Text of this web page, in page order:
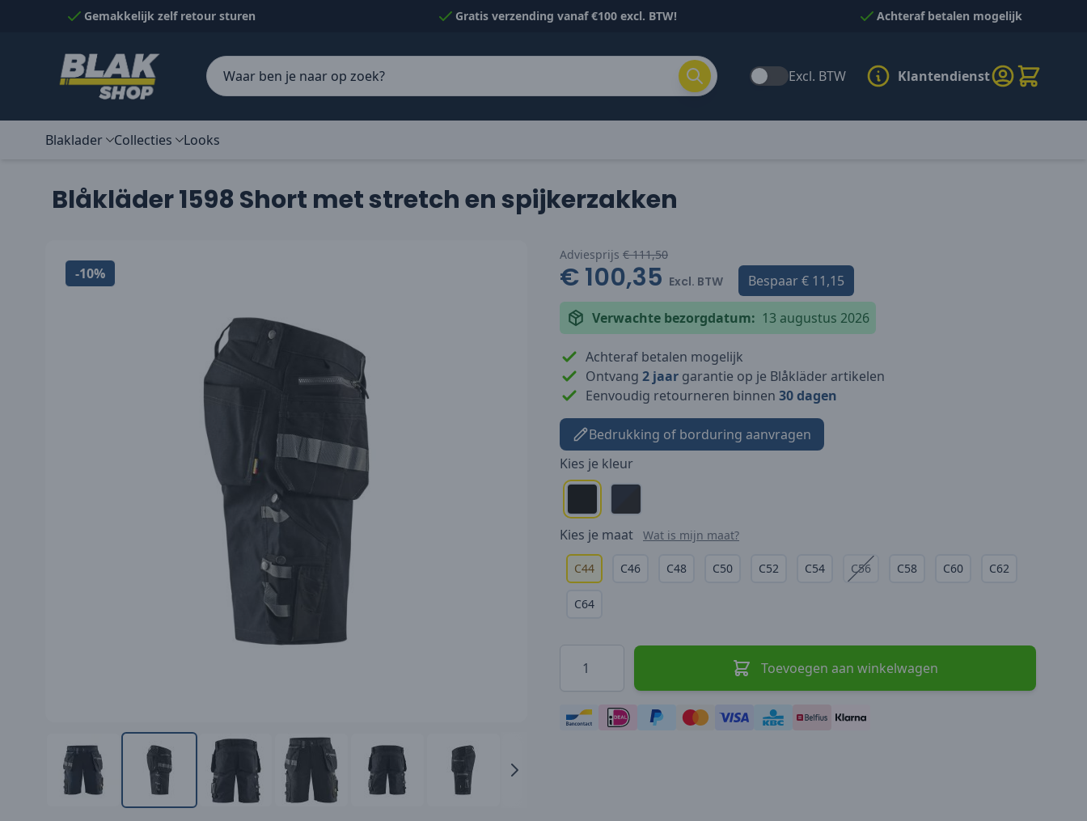
Naar inhoud gaanGemakkelijk zelf retour sturen Gratis verzending vanaf €100 excl. BTW! Achteraf betalen mogelijk
Excl. BTW Klantendienst
Blaklader Collecties Looks
Blåkläder 1598 Short met stretch en spijkerzakken
-10%
Adviesprijs € 111,50
€ 100,35 Excl. BTW Bespaar€ 11,15
Verwachte bezorgdatum: 13 augustus 2026
Achteraf betalen mogelijk
Ontvang 2 jaar garantie op je Blåkläder artikelen
Eenvoudig retourneren binnen 30 dagen
Bedrukking of borduring aanvragen
Kies je kleur
Kies je maat Wat is mijn maat?
C44 C46 C48 C50 C52 C54 C56 C58 C60 C62
C64
Hoeveelheid
Toevoegen aan winkelwagen